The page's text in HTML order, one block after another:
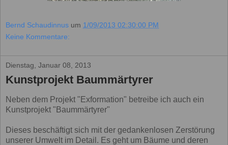
Bernd Schaudinnus um 1/09/2013 02:30:00 PM
Keine Kommentare:
Dienstag, Januar 08, 2013
Kunstprojekt Baummärtyrer
Neben dem Projekt "Exformation" betreibe ich auch ein
Kunstprojekt "Baummärtyrer"
Dieses beschäftigt sich mit der gedankenlosen Zerstörung
unserer Umwelt im Detail. Es geht um Bäume und deren